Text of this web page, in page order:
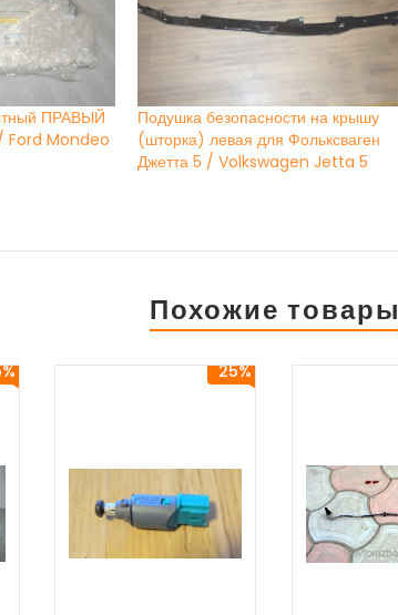
ПРАВЫЙ
Ford Mondeo
Подушка безопасности на крышу
(шторка) левая для Фольксваген
Джетта 5 / Volkswagen Jetta 5
Похожие товары
25%